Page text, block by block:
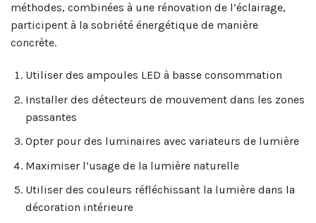
méthodes, combinées à une rénovation de l’éclairage,
participent à la sobriété énergétique de manière
concrète.
Utiliser des ampoules LED à basse consommation
Installer des détecteurs de mouvement dans les zones
passantes
Opter pour des luminaires avec variateurs de lumière
Maximiser l’usage de la lumière naturelle
Utiliser des couleurs réfléchissant la lumière dans la
décoration intérieure